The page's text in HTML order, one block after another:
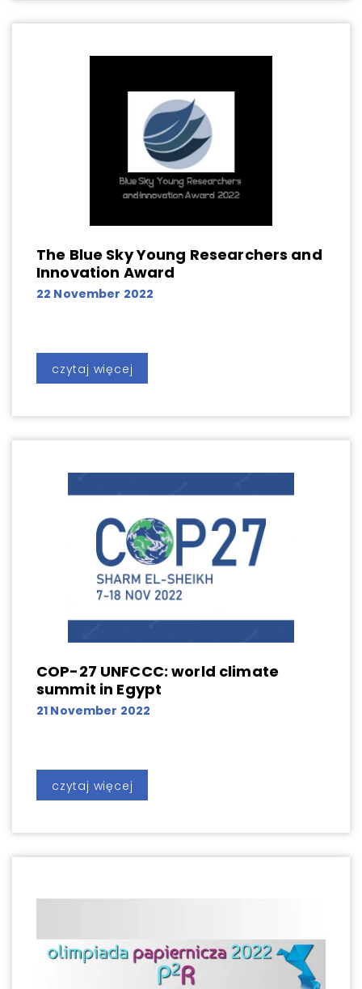
The Blue Sky Young Researchers and
Innovation Award
22 November 2022
czytaj więcej
COP-27 UNFCCC: world climate
summit in Egypt
21 November 2022
czytaj więcej